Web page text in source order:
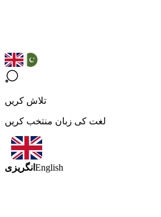
تلاش کریں
لغت کی زبان منتخب کریں
انگریزی English